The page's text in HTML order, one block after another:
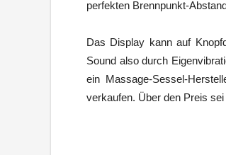
perfekten Brennpunkt-
Das Display kann auf
Sound also durch
ein Massage-Sessel-
verkaufen. Über den Preis